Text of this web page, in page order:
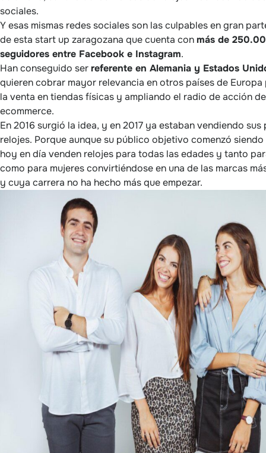
sociales.
Y esas mismas redes sociales son las culpables en gran
de esta start up zaragozana que cuenta conmás de
seguidores entre Facebook e Instagram.
Han conseguido serreferente en Alemania y Estados
quieren cobrar mayor relevancia en otros países de
la venta en tiendas físicas y ampliando el radio de acción
ecommerce.
En 2016 surgió la idea, y en 2017 ya estaban vendiendo sus
relojes. Porque aunque su público objetivo comenzó
hoy en día venden relojes para todas las edades y tanto
como para mujeres convirtiéndose en una de las marcas
y cuya carrera no ha hecho más que empezar.